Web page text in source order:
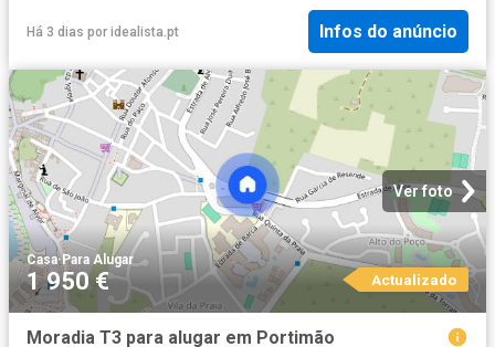
Há 3 dias por idealista.pt Infos do anúncio
Ver foto
Casa·Para Alugar
1 950 € Actualizado
Moradia T3 para alugar em Portimão